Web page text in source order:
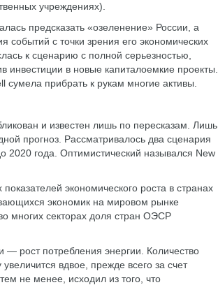
учреждениях).
предсказать «озеленение» России, а
событий с точки зрения его экономических
к сценарию с полной серьезностью,
в новые капиталоемкие проекты.
прибрать к рукам многие активы.
и известен лишь по пересказам. Лишь
прогноз. Рассматривалось два сценария
2020 года. Оптимистический назывался New
экономического роста в странах
экономик на мировом рынке
многих секторах доля стран ОЭСР
— рост потребления энергии. Количество
вдвое, прежде всего за счет
не менее, исходил из того, что